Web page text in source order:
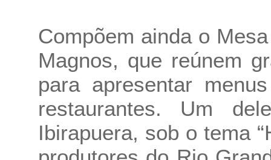
Compõem ainda o
Magnos, que reúnem
para apresentar
restaurantes. Um
Ibirapuera, sob o tema